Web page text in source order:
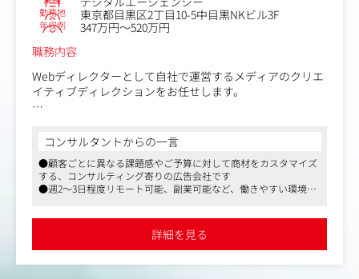
勤務地 東京都目黒区2丁目10-5中目黒NKビル3F
年収例
347万円～520万円
職務内容
Webディレクターとして自社で運営するメディアのクリエ
イティブディレクションをお任せします。
■ディレクション業務
└ 制作するWebサイトの要件定義
└ 制作スタッフとの進行管理
■マーケティング業務
コンサルタントからの一言
●顧客ごとに異なる課題感やご予算に対して商材をカスタマイズ
する、コンサルティング寄りの広告会社です
●週2～3日程度リモート可能、副業可能など、働きやすい環境で
るポイントや、過去にどんな人がプラス評価・採用されているか
など、弊社ならではの情報をお伝えします
詳細を見る